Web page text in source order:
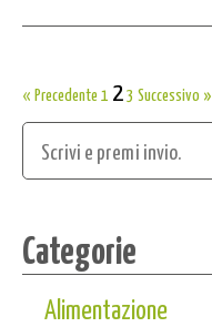
« Precedente 1 23 Successivo »
Categorie
Alimentazione